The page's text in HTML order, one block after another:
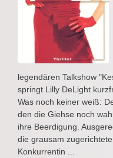
legendären Talkshow
springt Lilly DeLight
Was noch keiner weiß:
den die Giehse noch
ihre Beerdigung.
die grausam
Konkurrentin ...